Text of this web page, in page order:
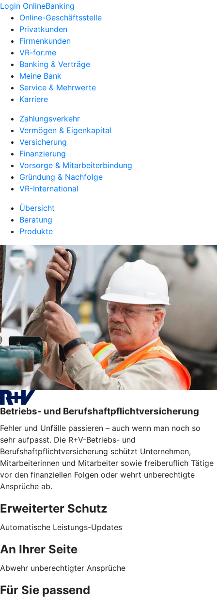
Login OnlineBanking
Online-Geschäftsstelle
Privatkunden
Firmenkunden
VR-for.me
Banking & Verträge
Meine Bank
Service & Mehrwerte
Karriere
Zahlungsverkehr
Vermögen & Eigenkapital
Versicherung
Finanzierung
Vorsorge & Mitarbeiterbindung
Gründung & Nachfolge
VR-International
Übersicht
Beratung
Produkte
Betriebs- und Berufshaftpflichtversicherung
Fehler und Unfälle passieren – auch wenn man noch so
sehr aufpasst. Die R+V-Betriebs- und
Berufshaftpflichtversicherung schützt Unternehmen,
Mitarbeiterinnen und Mitarbeiter sowie freiberuflich Tätige
vor den finanziellen Folgen oder wehrt unberechtigte
Ansprüche ab.
Erweiterter Schutz
Automatische Leistungs-Updates
An Ihrer Seite
Abwehr unberechtigter Ansprüche
Für Sie passend